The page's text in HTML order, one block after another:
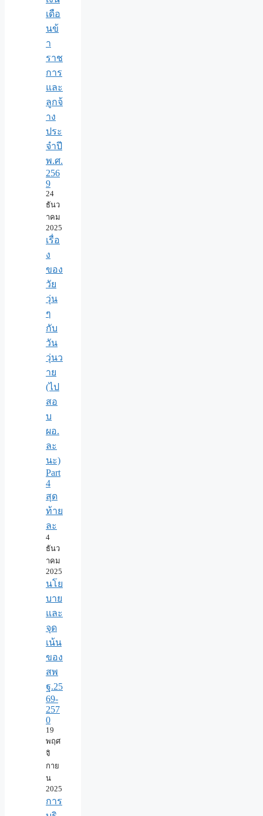
เดือ
นข้
า
ราช
การ
และ
ลูกจ้
าง
ประ
จำปี
พ.ศ.​
256
9
24
ธันว
าคม
2025
เรื่อ
ง
ของ
วัย
วุ่น
ๆ
กับ
วัน
วุ่นว
าย
(ไป
สอ
บ
ผอ.
ละ
นะ)
Part
4
สุด
ท้าย
ละ
4
ธันว
าคม
2025
นโย
บาย
และ
จุด
เน้น
ของ
สพ
ฐ.25
69-
257
0
19
พฤศ
จิ
กาย
น
2025
การ